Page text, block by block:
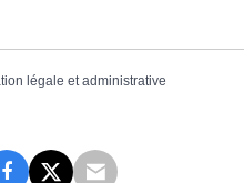
légale et administrative